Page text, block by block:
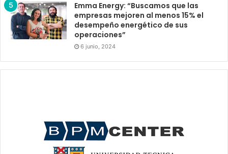
Emma Energy: “Buscamos que las
empresas mejoren al menos 15% el
desempeño energético de sus
operaciones”
6 junio, 2024